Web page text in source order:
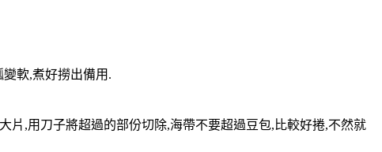
軟,煮好撈出備用.
片,用刀子將超過的部份切除,海帶不要超過豆包,比較好捲,不然就